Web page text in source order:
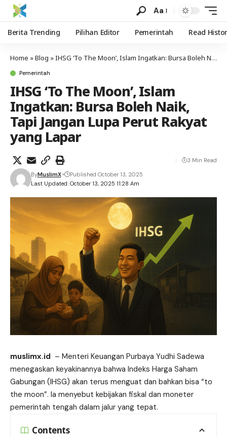
Aa
Berita Trending Pilihan Editor Pemerintah Read
Home »Blog »IHSG ‘To The Moon’, Islam Ingatkan: Bursa Boleh Naik, Tapi Jangan Lupa Perut Rakyat yang Lapar
Pemerintah
IHSG ‘To The Moon’, Islam
Ingatkan: Bursa Boleh Naik,
Tapi Jangan Lupa Perut Rakyat
yang Lapar
Last Updated: October 13, 2025 11:28 Am
ByMuslimX Published October 13, 2025
3 Min Read
muslimx.id – Menteri Keuangan Purbaya Yudhi Sadewa
menegaskan keyakinannya bahwa Indeks Harga Saham
Gabungan (IHSG) akan terus menguat dan bahkan bisa “to
the moon”. Ia menyebut kebijakan fiskal dan moneter
pemerintah tengah dalam jalur yang tepat.
Contents